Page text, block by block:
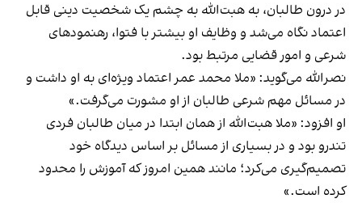
در درون طالبان، به هبت‌الله به چشم یک شخصیت دینی قابل
اعتماد نگاه می‌شد و وظایف او بیشتر با فتوا، رهنمودهای
شرعی و امور قضایی مرتبط بود.
نصرالله می‌گوید: «ملا محمد عمر اعتماد ویژه‌ای به او داشت و
در مسائل مهم شرعی طالبان از او مشورت می‌گرفت.»
او افزود: «ملا هبت‌الله از همان ابتدا در میان طالبان فردی
تندرو بود و در بسیاری از مسائل بر اساس دیدگاه خود
تصمیم‌گیری می‌کرد؛ مانند همین امروز که آموزش را محدود
کرده است.»